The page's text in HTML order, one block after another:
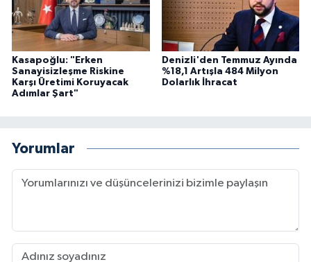
Kasapoğlu: "Erken
Sanayisizleşme Riskine
Karşı Üretimi Koruyacak
Adımlar Şart"
Denizli'den Temmuz Ayında
%18,1 Artışla 484 Milyon
Dolarlık İhracat
Yorumlar